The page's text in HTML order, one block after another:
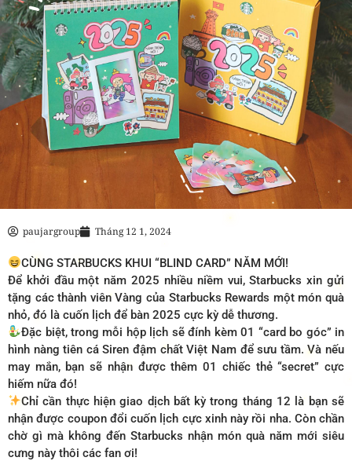
paujargroup Tháng 12 1, 2024
CÙNG STARBUCKS KHUI “BLIND CARD” NĂM MỚI!​
Để khởi đầu một năm 2025 nhiều niềm vui, Starbucks xin gửi
tặng các thành viên Vàng của Starbucks Rewards một món quà
nhỏ, đó là cuốn lịch để bàn 2025 cực kỳ dễ thương.​
Đặc biệt, trong mỗi hộp lịch sẽ đính kèm 01 “card bo góc” in
hình nàng tiên cá Siren đậm chất Việt Nam để sưu tầm. Và nếu
may mắn, bạn sẽ nhận được thêm 01 chiếc thẻ “secret” cực
hiếm nữa đó!​
Chỉ cần thực hiện giao dịch bất kỳ trong tháng 12 là bạn sẽ
nhận được coupon đổi cuốn lịch cực xinh này rồi nha. Còn chần
chờ gì mà không đến Starbucks nhận món quà năm mới siêu
cưng này thôi các fan ơi!​